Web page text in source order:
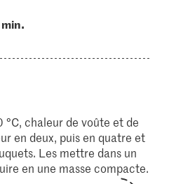
chaleur de voûte et de
en deux, puis en quatre et
Les mettre dans un
en une masse compacte.